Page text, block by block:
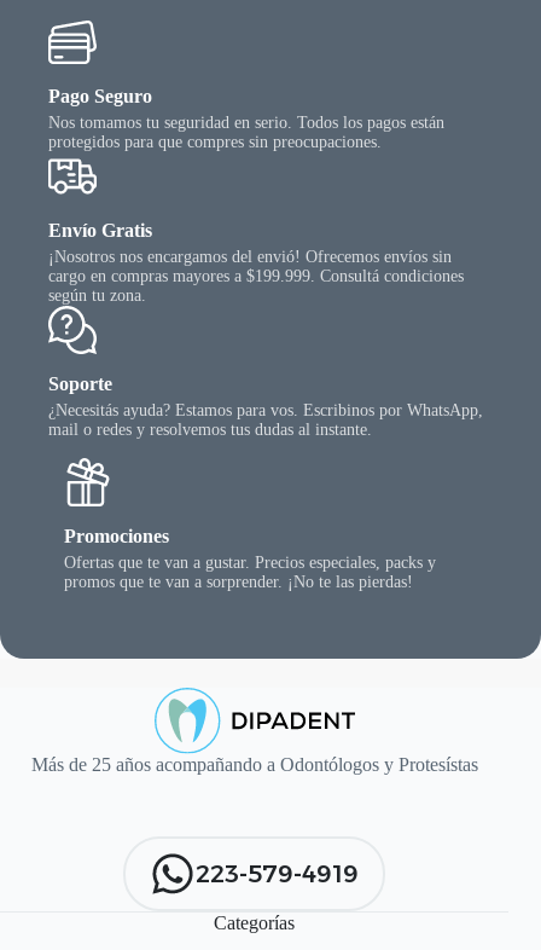
Pago Seguro
Nos tomamos tu seguridad en serio. Todos los pagos están
protegidos para que compres sin preocupaciones.
Envío Gratis
¡Nosotros nos encargamos del envió! Ofrecemos envíos sin
cargo en compras mayores a $199.999. Consultá condiciones
según tu zona.
Soporte
¿Necesitás ayuda? Estamos para vos. Escribinos por WhatsApp,
mail o redes y resolvemos tus dudas al instante.
Promociones
Ofertas que te van a gustar. Precios especiales, packs y
promos que te van a sorprender. ¡No te las pierdas!
Más de 25 años acompañando a Odontólogos y Protesístas
223-579-4919
Categorías